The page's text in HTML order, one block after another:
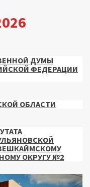
ДУМЫ
ФЕДЕРАЦИИ
ОБЛАСТИ
ОКРУГУ №2